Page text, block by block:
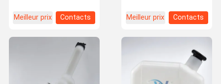
pour rouleau routier
Meilleur prix Contacts
Meilleur prix Contacts